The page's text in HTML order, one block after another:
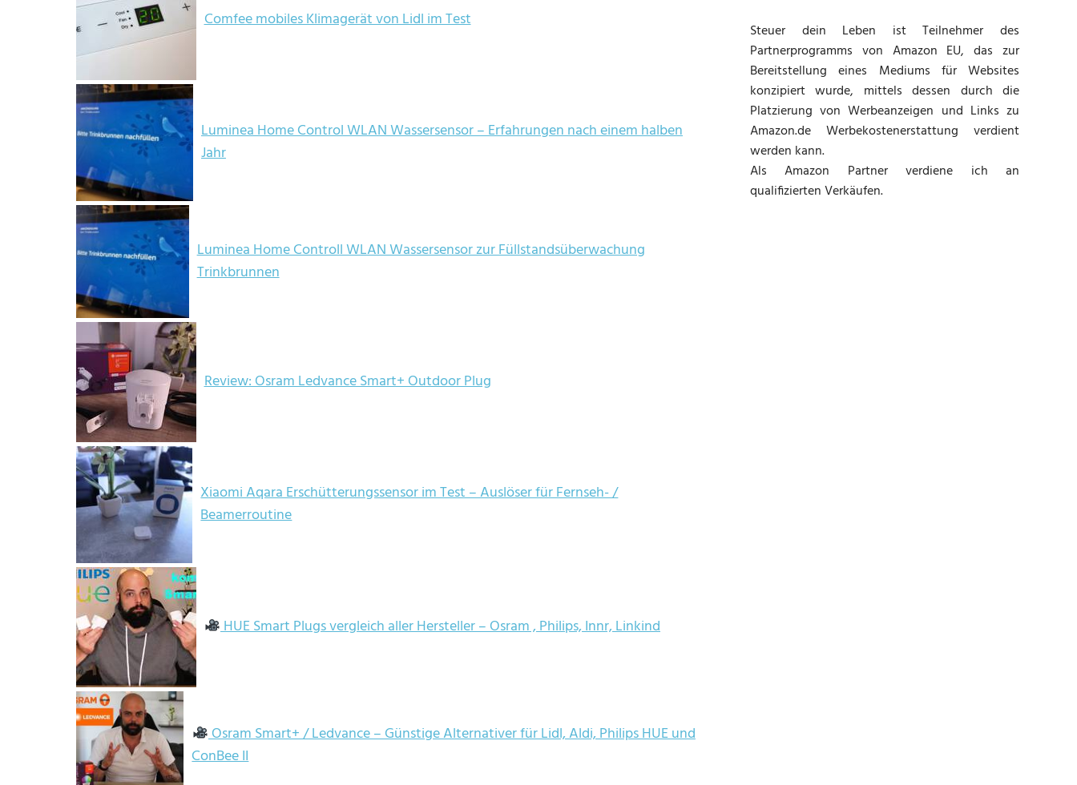
Comfee mobiles Klimagerät von Lidl im Test
Luminea Home Control WLAN Wassersensor – Erfahrungen nach einem halben
Jahr
Luminea Home Controll WLAN Wassersensor zur Füllstandsüberwachung
Trinkbrunnen
Review: Osram Ledvance Smart+ Outdoor Plug
Xiaomi Aqara Erschütterungssensor im Test – Auslöser für Fernseh- /
Beamerroutine
HUE Smart Plugs vergleich aller Hersteller – Osram , Philips, Innr, Linkind
Osram Smart+ / Ledvance – Günstige Alternativer für Lidl, Aldi, Philips HUE und
ConBee II
Steuer dein Leben ist Teilnehmer des
Partnerprogramms von Amazon EU, das zur
Bereitstellung eines Mediums für Websites
konzipiert wurde, mittels dessen durch die
Platzierung von Werbeanzeigen und Links zu
Amazon.de Werbekostenerstattung verdient
werden kann.
Als Amazon Partner verdiene ich an
qualifizierten Verkäufen.